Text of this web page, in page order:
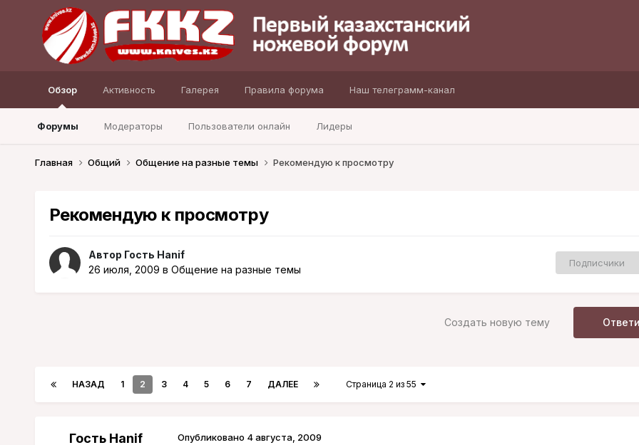
Обзор
Форумы Модераторы Пользователи онлайн Лидеры
Активность Галерея Правила форума Наш телеграмм-канал
Главная Общий Общение на разные темы Рекомендую к просмотру
Рекомендую к просмотру
Автор Гость Hanif
26 июля, 2009 в Общение на разные темы
Подписчики
Создать новую тему
НАЗАД 1 2 3 4 5 6 7 ДАЛЕЕ Страница 2 из 55
Гость Hanif Опубликовано 4 августа, 2009